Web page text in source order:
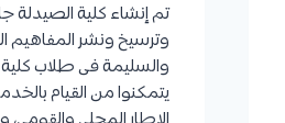
تم إنشاء كلية الصيدلة
وترسيخ ونشر المفاهيم
والسليمة فى طلاب
يتمكنوا من القيام